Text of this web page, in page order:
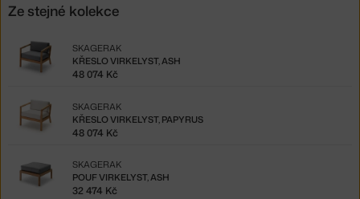
Ze stejné kolekce
KŘESLO VIRKELYST, ASH
SKAGERAK
48 074 Kč
KŘESLO VIRKELYST, PAPYRUS
SKAGERAK
48 074 Kč
POUF VIRKELYST, ASH
SKAGERAK
32 474 Kč